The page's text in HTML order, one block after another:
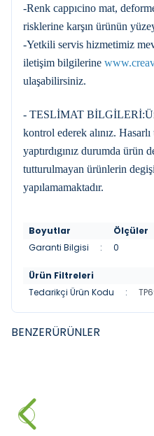
-Renk cappıcino mat,
risklerine karşın ürünün
-Yetkili servis hizmetimiz
iletişim bilgilerine
ulaşabilirsiniz.
- TESLİMAT
kontrol ederek alınız.
yaptırdıgınız durumda ürün
tutturulmayan ürünlerin
yapılamamaktadır.
Boyutlar
Ölçüler
Garanti Bilgisi
: 0
Ürün Filtreleri
Tedarikçi Ürün Kodu
:
BENZERÜRÜNLER
2.352,00